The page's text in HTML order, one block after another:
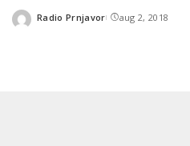
Posted
Radio Prnjavor aug 2, 2018